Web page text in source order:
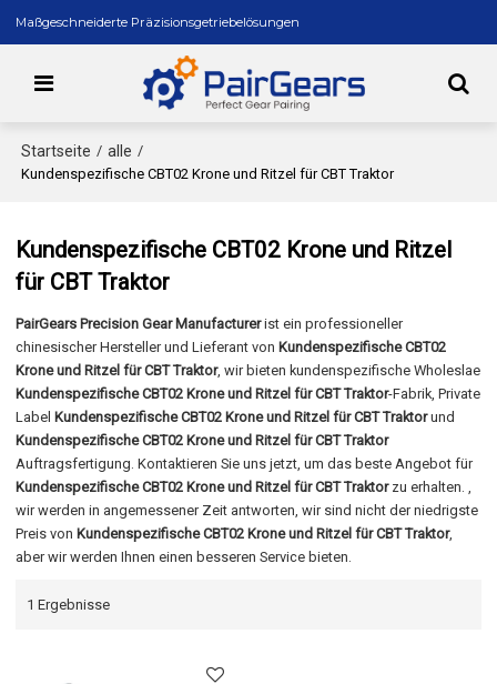
Maßgeschneiderte Präzisionsgetriebelösungen
Startseite / alle /
Kundenspezifische CBT02 Krone und Ritzel für CBT Traktor
Kundenspezifische CBT02 Krone und Ritzel
für CBT Traktor
PairGears Precision Gear Manufacturerist ein professioneller
chinesischer Hersteller und Lieferant von Kundenspezifische CBT02
Krone und Ritzel für CBT Traktor, wir bieten kundenspezifische Wholeslae
Kundenspezifische CBT02 Krone und Ritzel für CBT Traktor-Fabrik, Private
Label Kundenspezifische CBT02 Krone und Ritzel für CBT Traktorund
Kundenspezifische CBT02 Krone und Ritzel für CBT Traktor
Auftragsfertigung. Kontaktieren Sie uns jetzt, um das beste Angebot für
Kundenspezifische CBT02 Krone und Ritzel für CBT Traktorzu erhalten. ,
wir werden in angemessener Zeit antworten, wir sind nicht der niedrigste
Preis von Kundenspezifische CBT02 Krone und Ritzel für CBT Traktor,
aber wir werden Ihnen einen besseren Service bieten.
1 Ergebnisse